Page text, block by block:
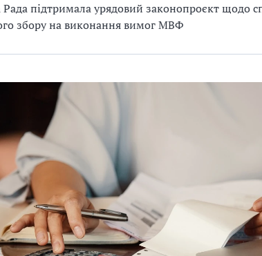
Рада підтримала урядовий законопроєкт щодо
збору на виконання вимог МВФ